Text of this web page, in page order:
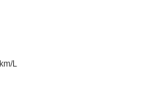
km/L